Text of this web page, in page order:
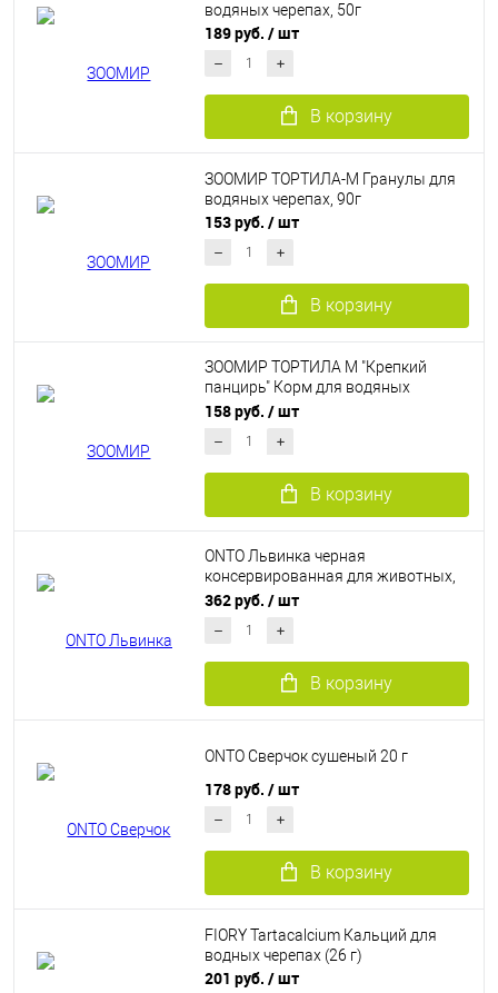
водяных черепах, 50г
189 руб. / шт
В корзину
ЗООМИР ТОРТИЛА-М Гранулы для
водяных черепах, 90г
153 руб. / шт
В корзину
ЗООМИР ТОРТИЛА М "Крепкий
панцирь" Корм для водяных
черепах с повышенным
158 руб. / шт
В корзину
ONTO Львинка черная
консервированная для животных,
рептилий, рыб,ежей 40 г
362 руб. / шт
В корзину
ONTO Сверчок сушеный 20 г
178 руб. / шт
В корзину
FIORY Tartacalcium Кальций для
водных черепах (26 г)
201 руб. / шт